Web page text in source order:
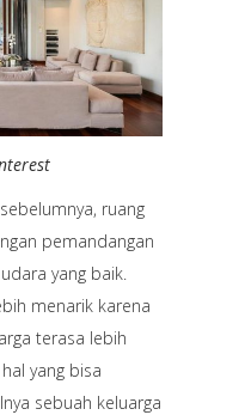
ruang
pemandangan
yang baik.
menarik karena
terasa lebih
yang bisa
sebuah keluarga